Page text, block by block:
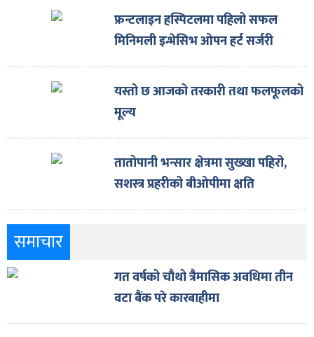
फ्रन्टलाइन हस्पिटलमा पहिलो सफल
मिनिमली इन्भेसिभ ओपन हर्ट सर्जरी
यस्तो छ आजको तरकारी तथा फलफूलको
मूल्य
तातोपानी भन्सार क्षेत्रमा सुख्खा पहिरो,
सशस्त्र प्रहरीको बीओपीमा क्षति
समाचार
गत वर्षको चौथो त्रैमासिक अवधिमा तीन
वटा बैंक परे कारबाहीमा